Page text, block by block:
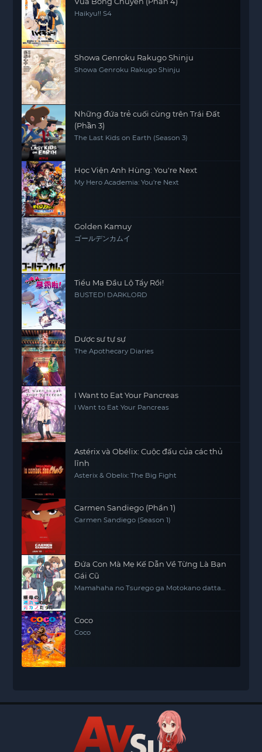
Haikyu!! S4
Showa Genroku Rakugo Shinju
Showa Genroku Rakugo Shinju
Những đứa trẻ cuối cùng trên Trái Đất
(Phần 3)
The Last Kids on Earth (Season 3)
Học Viện Anh Hùng: You're Next
My Hero Academia: You're Next
Golden Kamuy
ゴールデンカムイ
Tiểu Ma Đầu Lộ Tẩy Rồi!
BUSTED! DARKLORD
Dược sư tự sự
The Apothecary Diaries
I Want to Eat Your Pancreas
I Want to Eat Your Pancreas
Astérix và Obélix: Cuộc đấu của các thủ
lĩnh
Asterix & Obelix: The Big Fight
Carmen Sandiego (Phần 1)
Carmen Sandiego (Season 1)
Đứa Con Mà Mẹ Kế Dẫn Về Từng Là Bạn
Gái Cũ
Mamahaha no Tsurego ga Motokano datta
Coco
Coco